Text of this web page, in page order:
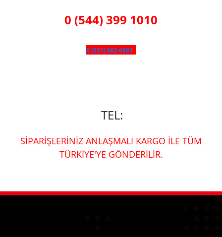
0 (544) 399 1010
0 (531) 602 6861
TEL:
SİPARİŞLERİNİZ ANLAŞMALI KARGO İLE TÜM
TÜRKİYE'YE GÖNDERİLİR.